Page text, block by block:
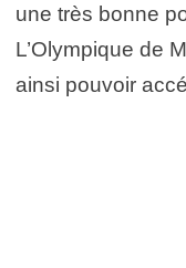
une très bonne
L’Olympique de
ainsi pouvoir